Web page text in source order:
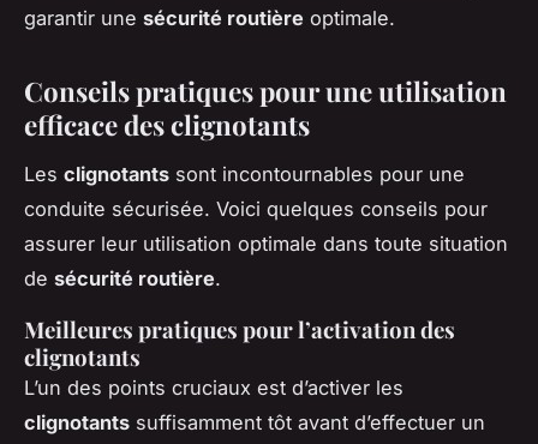
garantir une sécurité routière optimale.
Conseils pratiques pour une utilisation
efficace des clignotants
Les clignotants sont incontournables pour une
conduite sécurisée. Voici quelques conseils pour
assurer leur utilisation optimale dans toute situation
de sécurité routière.
Meilleures pratiques pour l’activation des
clignotants
L’un des points cruciaux est d’activer les
clignotants suffisamment tôt avant d’effectuer un